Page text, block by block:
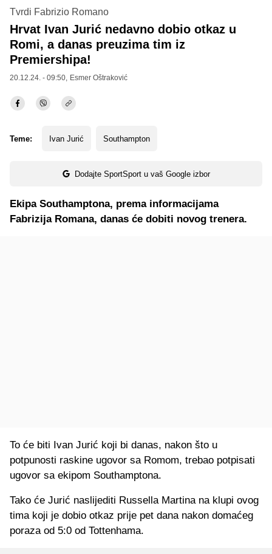
Tvrdi Fabrizio Romano
Hrvat Ivan Jurić nedavno dobio otkaz u
Romi, a danas preuzima tim iz
Premiershipa!
20.12.24. - 09:50, Esmer Oštraković
Teme: Ivan Jurić Southampton
Dodajte SportSport u vaš Google izbor
Ekipa Southamptona, prema informacijama
Fabrizija Romana, danas će dobiti novog trenera.
To će biti Ivan Jurić koji bi danas, nakon što u
potpunosti raskine ugovor sa Romom, trebao potpisati
ugovor sa ekipom Southamptona.
Tako će Jurić naslijediti Russella Martina na klupi ovog
tima koji je dobio otkaz prije pet dana nakon domaćeg
poraza od 5:0 od Tottenhama.